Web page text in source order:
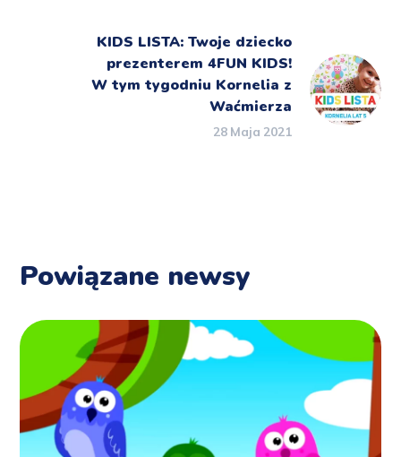
KIDS LISTA: Twoje dziecko
prezenterem 4FUN KIDS!
W tym tygodniu Kornelia z
Waćmierza
28 Maja 2021
Powiązane newsy